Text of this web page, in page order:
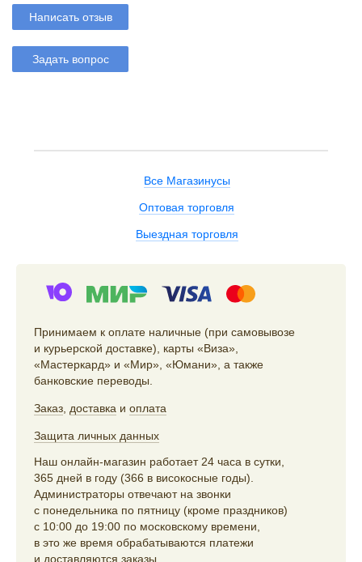
Написать отзыв
Задать вопрос
Все Магазинусы
Оптовая торговля
Выездная торговля
Принимаем к оплате наличные (при самовывозе
и курьерской доставке), карты «Виза»,
«Мастеркард» и «Мир», «Юмани», а также
банковские переводы.
Заказ доставка и оплата
Защита личных данных
Наш онлайн-магазин работает 24 часа в сутки,
365 дней в году (366 в високосные годы).
Администраторы отвечают на звонки
с понедельника по пятницу (кроме праздников)
с 10:00 до 19:00 по московскому времени,
в это же время обрабатываются платежи
и доставляются заказы.